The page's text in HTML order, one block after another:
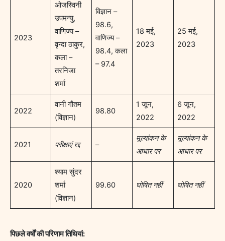
2023
ओजस्विनी
उपमन्यु,
वाणिज्य –
वृन्दा ठाकुर,
कला –
तरनिजा
शर्मा
विज्ञान –
98.6,
वाणिज्य –
98.4, कला
– 97.4
18 मई,
2023
25 मई,
2023
2022
वानी गौतम
(विज्ञान)
98.80
1 जून,
2022
6 जून,
2022
2021 परीक्षाएं रद्द –
मूल्यांकन के
आधार पर
मूल्यांकन के
आधार पर
2020
श्याम सुंदर
शर्मा
(विज्ञान)
99.60 घोषित नहीं घोषित नहीं
पिछले वर्षों की परिणाम तिथियां: